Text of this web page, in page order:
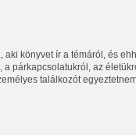
aki könyvet ír a témáról, és
párkapcsolatukról, az
találkozót